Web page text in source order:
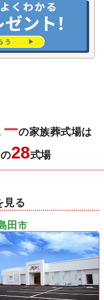
の家族葬式場は
の28式場
見る
田 市